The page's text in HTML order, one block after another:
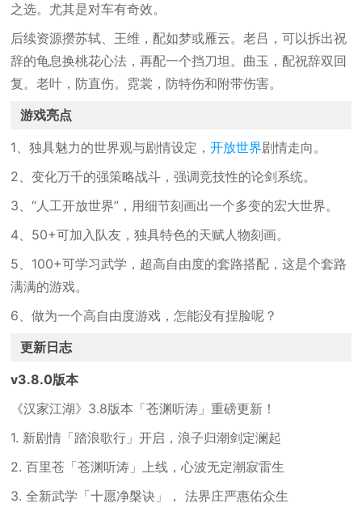
之选。尤其是对车有奇效。
后续资源攒苏轼、王维，配如梦或雁云。老吕，可以拆出祝
辞的龟息换桃花心法，再配一个挡刀坦。曲玉，配祝辞双回
复。老叶，防直伤。霓裳，防特伤和附带伤害。
游戏亮点
1、独具魅力的世界观与剧情设定，开放世界剧情走向。
2、变化万千的强策略战斗，强调竞技性的论剑系统。
3、“人工开放世界”，用细节刻画出一个多变的宏大世界。
4、50+可加入队友，独具特色的天赋人物刻画。
5、100+可学习武学，超高自由度的套路搭配，这是个套路
满满的游戏。
6、做为一个高自由度游戏，怎能没有捏脸呢？
更新日志
v3.8.0版本
《汉家江湖》3.8版本「苍渊听涛」重磅更新！
1. 新剧情「踏浪歌行」开启，浪子归潮剑定澜起
2. 百里苍「苍渊听涛」上线，心波无定潮寂雷生
3. 全新武学「十愿净槃诀」， 法界庄严惠佑众生